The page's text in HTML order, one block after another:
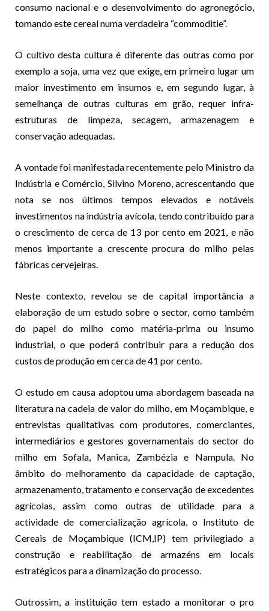
consumo nacional e o desenvolvimento do agronegócio,
tomando este cereal numa verdadeira “commoditie”.
O cultivo desta cultura é diferente das outras como por
exemplo a soja, uma vez que exige, em primeiro lugar um
maior investimento em insumos e, em segundo lugar, à
semelhança de outras culturas em grão, requer infra-
estruturas de limpeza, secagem, armazenagem e
conservação adequadas.
A vontade foi manifestada recentemente pelo Ministro da
Indústria e Comércio, Silvino Moreno, acrescentando que
nota se nos últimos tempos elevados e notáveis
investimentos na indústria avícola, tendo contribuído para
o crescimento de cerca de 13 por cento em 2021, e não
menos importante a crescente procura do milho pelas
fábricas cervejeiras.
Neste contexto, revelou se de capital importância a
elaboração de um estudo sobre o sector, como também
do papel do milho como matéria-prima ou insumo
industrial, o que poderá contribuir para a redução dos
custos de produção em cerca de 41 por cento.
O estudo em causa adoptou uma abordagem baseada na
literatura na cadeia de valor do milho, em Moçambique, e
entrevistas qualitativas com produtores, comerciantes,
intermediários e gestores governamentais do sector do
milho em Sofala, Manica, Zambézia e Nampula. No
âmbito do melhoramento da capacidade de captação,
armazenamento, tratamento e conservação de excedentes
agrícolas, assim como outras de utilidade para a
actividade de comercialização agrícola, o Instituto de
Cereais de Moçambique (ICM,IP) tem privilegiado a
construção e reabilitação de armazéns em locais
estratégicos para a dinamização do processo.
Outrossim, a instituição tem estado a monitorar o pro